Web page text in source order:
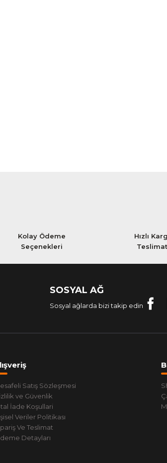
Kolay Ödeme
Seçenekleri
Hızlı
SOSYAL AĞ
Sosyal ağlarda bizi takip edin
Satış Sözleşmesi
ve Güvenlik
İade Koşullari
Veriler Politikası
Ve Teslimat
Detayları